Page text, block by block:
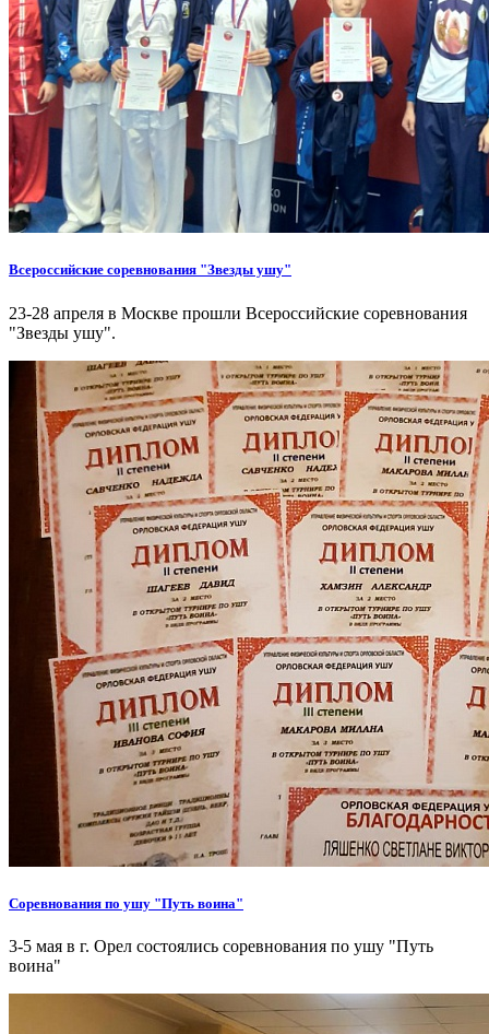
Всероссийские соревнования "Звезды ушу"
23-28 апреля в Москве прошли Всероссийские соревнования
"Звезды ушу".
Соревнования по ушу "Путь воина"
3-5 мая в г. Орел состоялись соревнования по ушу "Путь
воина"